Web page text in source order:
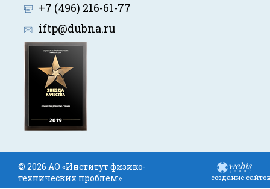
+7 (496) 216-61-77
iftp@dubna.ru
© 2026 АО «Институт физико-
технических проблем»
создание сайтов